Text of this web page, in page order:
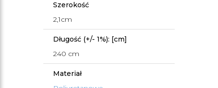
Szerokość
2,1cm
Długość (+/- 1%): [cm]
240 cm
Materiał